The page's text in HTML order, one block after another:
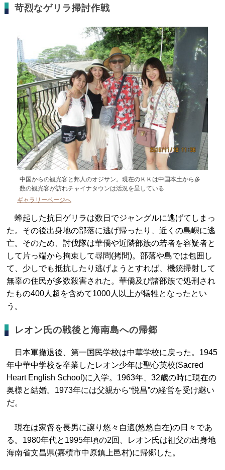
苛烈なゲリラ掃討作戦
中国からの観光客と邦人のオジサン。現在のＫＫは中国本土から多
数の観光客が訪れチャイナタウンは活況を呈している
ギャラリーページへ
蜂起した抗日ゲリラは数日でジャングルに逃げてしまっ
た。その後出身地の部落に逃げ帰ったり、近くの島嶼に逃
亡。そのため、討伐隊は華僑や近隣部族の若者を容疑者と
して片っ端から拘束して尋問(拷問)。部落や島では包囲し
て、少しでも抵抗したり逃げようとすれば、機銃掃射して
無辜の住民が多数殺害された。華僑及び諸部族で処刑され
たもの400人超を含めて1000人以上が犠牲となったとい
う。
レオン氏の戦後と海南島への帰郷
日本軍撤退後、第一国民学校は中華学校に戻った。1945
年中華中学校を卒業したレオン少年は聖心英校(Sacred
Heart English School)に入学。1963年、32歳の時に現在の
奥様と結婚。1973年には父親から“悦昌”の経営を受け継い
だ。
現在は家督を長男に譲り悠々自適(悠悠自在)の日々であ
る。1980年代と1995年頃の2回、レオン氏は祖父の出身地
海南省文昌県(嘉積市中原鎮上邑村)に帰郷した。